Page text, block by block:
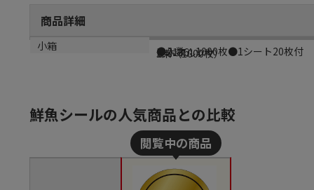
商品詳細
商品説明
●入数：1000枚●1シート20枚付
メーカー品番
K-0136
材質
金ホイルツヤ
小箱
1束（1000枚）
鮮魚シールの人気商品との比較